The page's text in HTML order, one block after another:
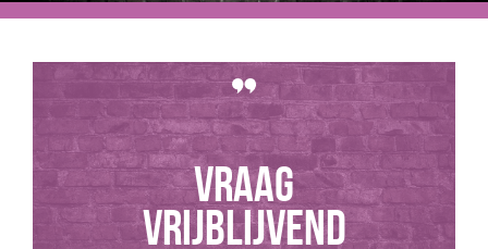
Vraag
vrijblijvend